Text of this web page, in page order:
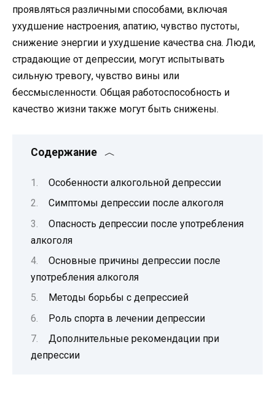
проявляться различными способами, включая
ухудшение настроения, апатию, чувство пустоты,
снижение энергии и ухудшение качества сна. Люди,
страдающие от депрессии, могут испытывать
сильную тревогу, чувство вины или
бессмысленности. Общая работоспособность и
качество жизни также могут быть снижены.
Содержание
Особенности алкогольной депрессии
Симптомы депрессии после алкоголя
Опасность депрессии после употребления
алкоголя
Основные причины депрессии после
употребления алкоголя
Методы борьбы с депрессией
Роль спорта в лечении депрессии
Дополнительные рекомендации при
депрессии